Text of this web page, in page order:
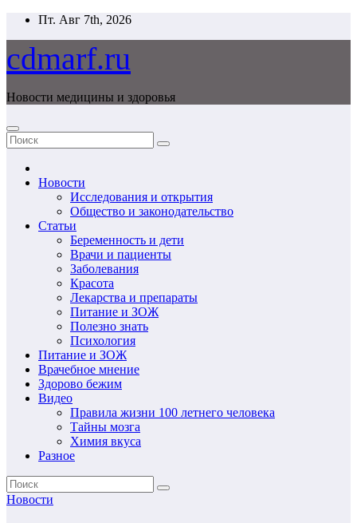
Перейти
содержимому
Пт. Авг 7th, 2026
cdmarf.ru
Новости медицины и здоровья
Новости
Исследования и открытия
Общество и законодательство
Статьи
Беременность и дети
Врачи и пациенты
Заболевания
Красота
Лекарства и препараты
Питание и ЗОЖ
Полезно знать
Психология
Питание и ЗОЖ
Врачебное мнение
Здорово бежим
Видео
Правила жизни 100 летнего человека
Тайны мозга
Химия вкуса
Разное
Новости